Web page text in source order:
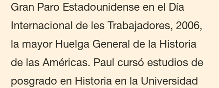
Gran Paro Estadounidense en el Día
Internacional de les Trabajadores, 2006,
la mayor Huelga General de la Historia
de las Américas. Paul cursó estudios de
posgrado en Historia en la Universidad